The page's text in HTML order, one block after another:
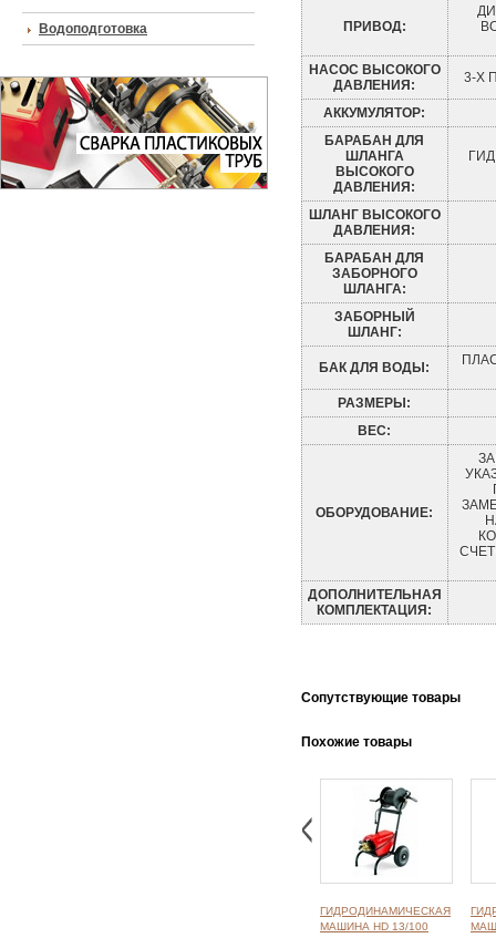
Водоподготовка ПРИВОД:
НАСОС ВЫСОКОГО
ДАВЛЕНИЯ:
3-Х
АККУМУЛЯТОР:
БАРАБАН ДЛЯ
ШЛАНГА
ВЫСОКОГО
ДАВЛЕНИЯ:
ШЛАНГ ВЫСОКОГО
ДАВЛЕНИЯ:
БАРАБАН ДЛЯ
ЗАБОРНОГО
ШЛАНГА:
ЗАБОРНЫЙ
ШЛАНГ:
БАК ДЛЯ ВОДЫ:
РАЗМЕРЫ:
ВЕС:
ОБОРУДОВАНИЕ:
ДОПОЛНИТЕЛЬНАЯ
КОМПЛЕКТАЦИЯ:
Cопутствующие товары
Похожие товары
ГИДРОДИНАМИЧЕСКАЯ
МАШИНА HD 13/100